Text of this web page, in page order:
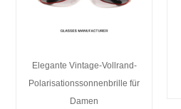
Elegante Vintage-Vollrand-
Polarisationssonnenbrille für
Damen